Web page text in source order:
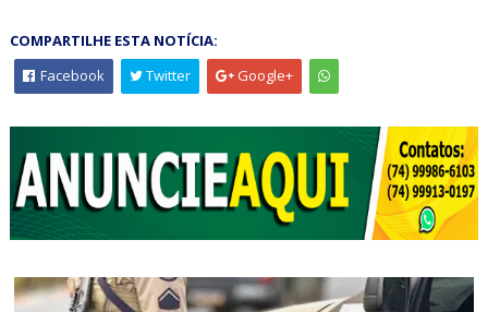
COMPARTILHE ESTA NOTÍCIA:
Facebook
Twitter Google+